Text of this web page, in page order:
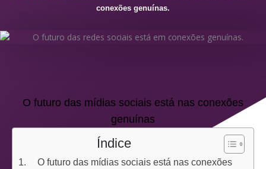
conexões genuínas.
O futuro das mídias sociais está nas conexões
genuínas
Índice
O futuro das mídias sociais está nas conexões